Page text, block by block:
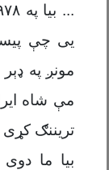
... بیا په
یی چې
مونږ په
مې شاه
تریننګ
بیا ما